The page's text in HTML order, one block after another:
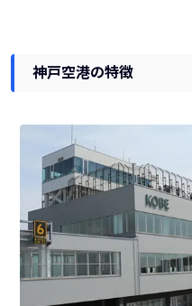
神戸空港の特徴